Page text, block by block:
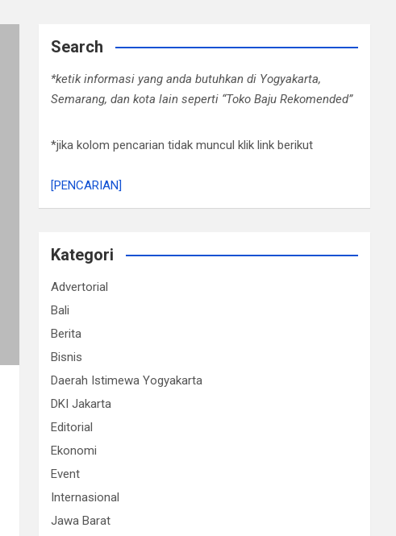
Search
*ketik informasi yang anda butuhkan di Yogyakarta,
Semarang, dan kota lain seperti “Toko Baju Rekomended”
*jika kolom pencarian tidak muncul klik link berikut
[PENCARIAN]
Kategori
Advertorial
Bali
Berita
Bisnis
Daerah Istimewa Yogyakarta
DKI Jakarta
Editorial
Ekonomi
Event
Internasional
Jawa Barat